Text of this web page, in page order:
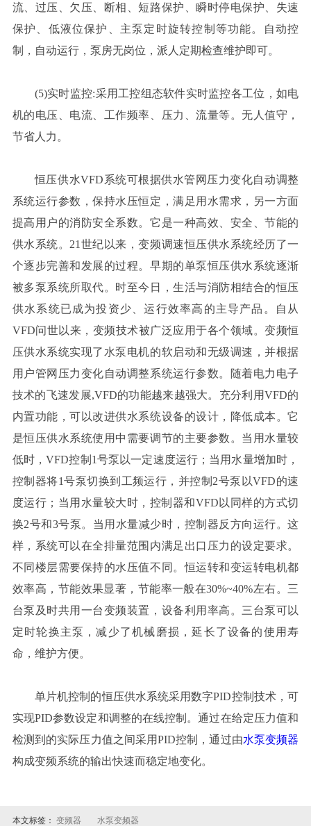
流、过压、欠压、断相、短路保护、瞬时停电保护、失速
保护、低液位保护、主泵定时旋转控制等功能。自动控
制，自动运行，泵房无岗位，派人定期检查维护即可。
(5)实时监控:采用工控组态软件实时监控各工位，如电
机的电压、电流、工作频率、压力、流量等。无人值守，
节省人力。
恒压供水VFD系统可根据供水管网压力变化自动调整
系统运行参数，保持水压恒定，满足用水需求，另一方面
提高用户的消防安全系数。它是一种高效、安全、节能的
供水系统。21世纪以来，变频调速恒压供水系统经历了一
个逐步完善和发展的过程。早期的单泵恒压供水系统逐渐
被多泵系统所取代。时至今日，生活与消防相结合的恒压
供水系统已成为投资少、运行效率高的主导产品。自从
VFD问世以来，变频技术被广泛应用于各个领域。变频恒
压供水系统实现了水泵电机的软启动和无级调速，并根据
用户管网压力变化自动调整系统运行参数。随着电力电子
技术的飞速发展,VFD的功能越来越强大。充分利用VFD的
内置功能，可以改进供水系统设备的设计，降低成本。它
是恒压供水系统使用中需要调节的主要参数。当用水量较
低时，VFD控制1号泵以一定速度运行；当用水量增加时，
控制器将1号泵切换到工频运行，并控制2号泵以VFD的速
度运行；当用水量较大时，控制器和VFD以同样的方式切
换2号和3号泵。当用水量减少时，控制器反方向运行。这
样，系统可以在全排量范围内满足出口压力的设定要求。
不同楼层需要保持的水压值不同。恒运转和变运转电机都
效率高，节能效果显著，节能率一般在30%~40%左右。三
台泵及时共用一台变频装置，设备利用率高。三台泵可以
定时轮换主泵，减少了机械磨损，延长了设备的使用寿
命，维护方便。
单片机控制的恒压供水系统采用数字PID控制技术，可
实现PID参数设定和调整的在线控制。通过在给定压力值和
检测到的实际压力值之间采用PID控制，通过由水泵变频器
构成变频系统的输出快速而稳定地变化。
本文标签： 变频器 水泵变频器